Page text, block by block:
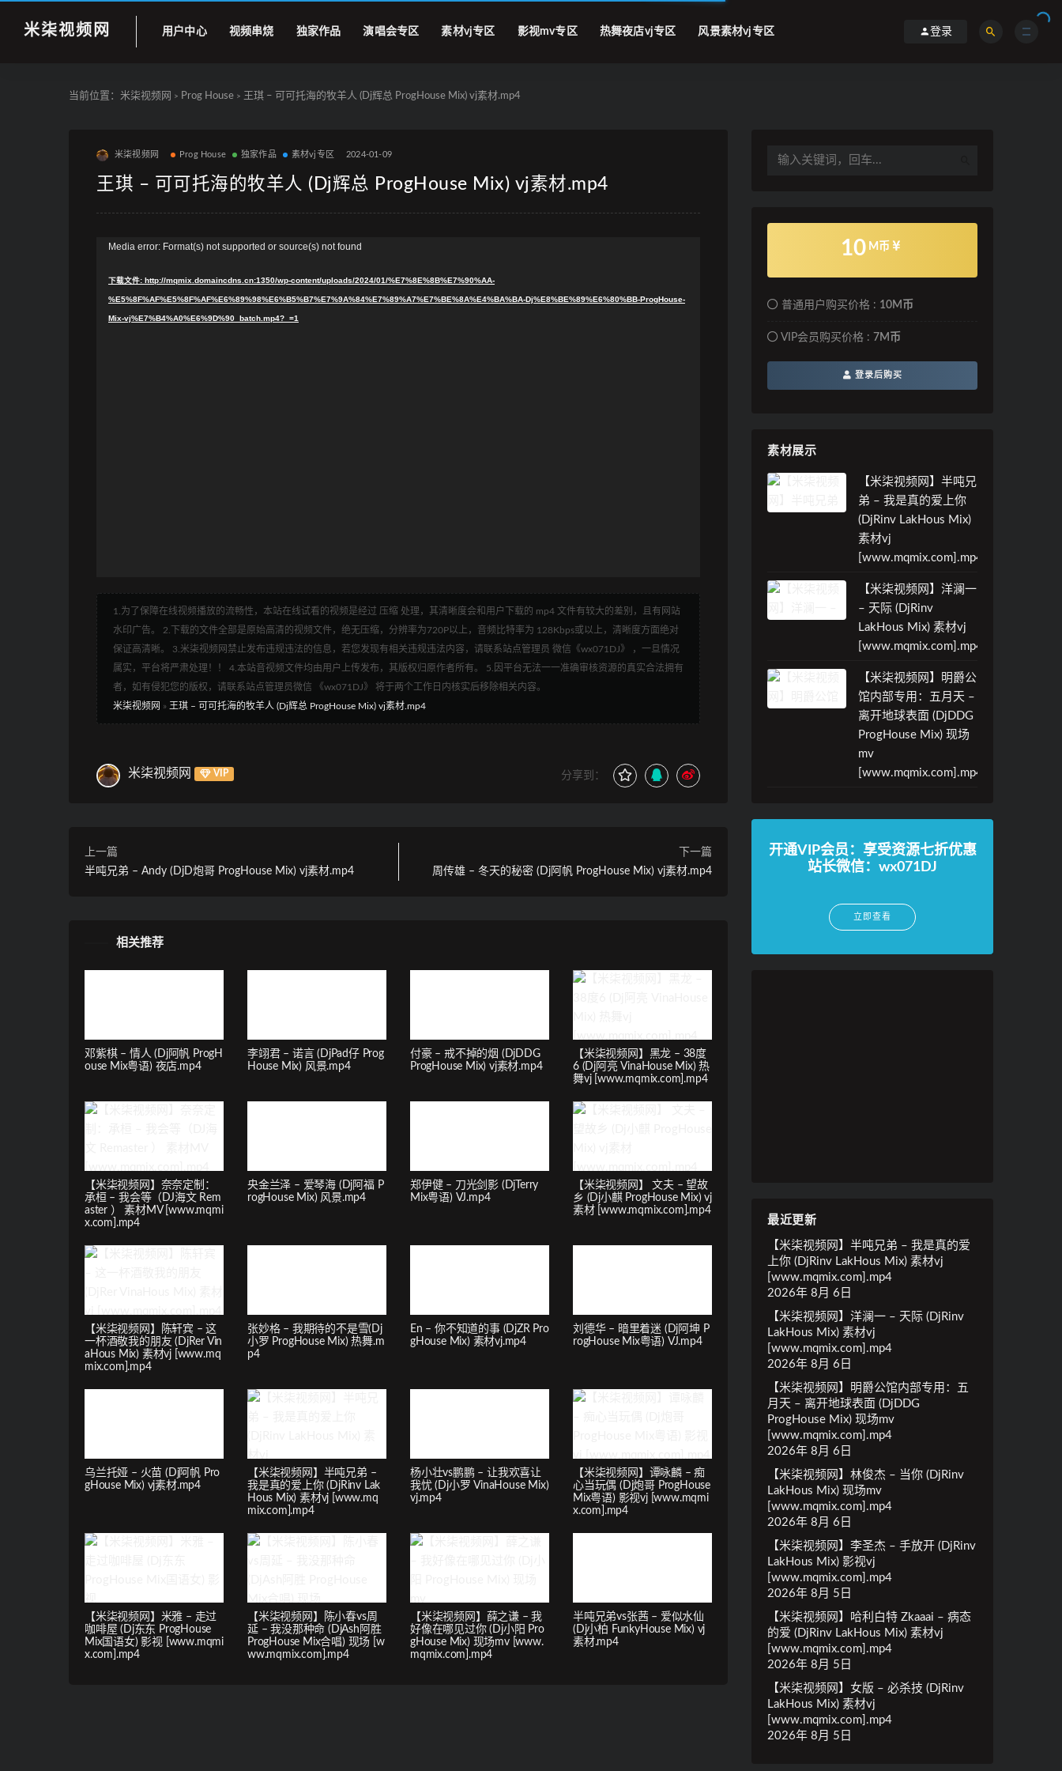
米柒视频网 用户中心 视频串烧 独家作品 演唱会专区 素材vj专区 影视mv专区 热舞夜店vj专区 风景素材vj专区 登录
当前位置： 米柒视频网 > Prog House > 王琪 – 可可托海的牧羊人 (Dj辉总 ProgHouse Mix) vj素材.mp4
米柒视频网 Prog House 独家作品 素材vj专区 2024-01-09
王琪 – 可可托海的牧羊人 (Dj辉总 ProgHouse Mix) vj素材.mp4
Media error: Format(s) not supported or source(s) not found
下载文件: http://mqmix.domaincdns.cn:1350/wp-content/uploads/2024/01/%E7%8E%8B%E7%90%AA-
%E5%8F%AF%E5%8F%AF%E6%89%98%E6%B5%B7%E7%9A%84%E7%89%A7%E7%BE%8A%E4%BA%BA-Dj%E8%BE%89%E6%80%BB-ProgHouse-
Mix-vj%E7%B4%A0%E6%9D%90_batch.mp4?_=1
1.为了保障在线视频播放的流畅性，本站在线试看的视频是经过 压缩 处理，其清晰度会和用户下载的 mp4 文件有较大的差别，且有网站
水印广告。 2.下载的文件全部是原始高清的视频文件，绝无压缩，分辨率为720P以上，音频比特率为 128Kbps或以上，清晰度方面绝对
保证高清晰。 3.米柒视频网禁止发布违规违法的信息，若您发现有相关违规违法内容，请联系站点管理员 微信《wx071DJ》 ，一旦情况
属实，平台将严肃处理！！ 4.本站音视频文件均由用户上传发布，其版权归原作者所有。 5.因平台无法一一准确审核资源的真实合法拥有
者，如有侵犯您的版权，请联系站点管理员微信 《wx071DJ》 将于两个工作日内核实后移除相关内容。
米柒视频网 » 王琪 – 可可托海的牧羊人 (Dj辉总 ProgHouse Mix) vj素材.mp4
米柒视频网 VIP 分享到：
上一篇
半吨兄弟 – Andy (DjD炮哥 ProgHouse Mix) vj素材.mp4
下一篇
周传雄 – 冬天的秘密 (Dj阿帆 ProgHouse Mix) vj素材.mp4
相关推荐
邓紫棋 – 情人 (Dj阿帆 ProgH
ouse Mix粤语) 夜店.mp4
李翊君 – 诺言 (DjPad仔 Prog
House Mix) 风景.mp4
付豪 – 戒不掉的烟 (DjDDG
ProgHouse Mix) vj素材.mp4
【米柒视频网】黑龙 – 38度
6 (Dj阿亮 VinaHouse Mix) 热
舞vj [www.mqmix.com].mp4
【米柒视频网】奈奈定制：
承桓 – 我会等（DJ海文 Rem
aster ） 素材MV [www.mqmi
x.com].mp4
央金兰泽 – 爱琴海 (Dj阿福 P
rogHouse Mix) 风景.mp4
郑伊健 – 刀光剑影 (DjTerry
Mix粤语) VJ.mp4
【米柒视频网】 文夫 – 望故
乡 (Dj小麒 ProgHouse Mix) vj
素材 [www.mqmix.com].mp4
【米柒视频网】陈轩宾 – 这
一杯酒敬我的朋友 (DjRer Vin
aHous Mix) 素材vj [www.mq
mix.com].mp4
张妙格 – 我期待的不是雪(Dj
小罗 ProgHouse Mix) 热舞.m
p4
En – 你不知道的事 (DjZR Pro
gHouse Mix) 素材vj.mp4
刘德华 – 暗里着迷 (Dj阿坤 P
rogHouse Mix粤语) VJ.mp4
乌兰托娅 – 火苗 (Dj阿帆 Pro
gHouse Mix) vj素材.mp4
【米柒视频网】半吨兄弟 –
我是真的爱上你 (DjRinv Lak
Hous Mix) 素材vj [www.mq
mix.com].mp4
杨小壮vs鹏鹏 – 让我欢喜让
我忧 (Dj小罗 VinaHouse Mix)
vj.mp4
【米柒视频网】谭咏麟 – 痴
心当玩偶 (Dj炮哥 ProgHouse
Mix粤语) 影视vj [www.mqmi
x.com].mp4
【米柒视频网】米雅 – 走过
咖啡屋 (Dj东东 ProgHouse
Mix国语女) 影视 [www.mqmi
x.com].mp4
【米柒视频网】陈小春vs周
延 – 我没那种命 (DjAsh阿胜
ProgHouse Mix合唱) 现场 [w
ww.mqmix.com].mp4
【米柒视频网】薛之谦 – 我
好像在哪见过你 (Dj小阳 Pro
gHouse Mix) 现场mv [www.
mqmix.com].mp4
半吨兄弟vs张茜 – 爱似水仙
(Dj小柏 FunkyHouse Mix) vj
素材.mp4
10 M币
普通用户购买价格 : 10M币
VIP会员购买价格 : 7M币
登录后购买
素材展示
【米柒视频网】半吨兄
弟 – 我是真的爱上你
(DjRinv LakHous Mix)
素材vj
[www.mqmix.com].mp4
【米柒视频网】洋澜一
– 天际 (DjRinv
LakHous Mix) 素材vj
[www.mqmix.com].mp4
【米柒视频网】明爵公
馆内部专用：五月天 –
离开地球表面 (DjDDG
ProgHouse Mix) 现场
mv
[www.mqmix.com].mp4
开通VIP会员：享受资源七折优惠
站长微信：wx071DJ
立即查看
最近更新
【米柒视频网】半吨兄弟 – 我是真的爱
上你 (DjRinv LakHous Mix) 素材vj
[www.mqmix.com].mp4
2026年 8月 6日
【米柒视频网】洋澜一 – 天际 (DjRinv
LakHous Mix) 素材vj
[www.mqmix.com].mp4
2026年 8月 6日
【米柒视频网】明爵公馆内部专用：五
月天 – 离开地球表面 (DjDDG
ProgHouse Mix) 现场mv
[www.mqmix.com].mp4
2026年 8月 6日
【米柒视频网】林俊杰 – 当你 (DjRinv
LakHous Mix) 现场mv
[www.mqmix.com].mp4
2026年 8月 6日
【米柒视频网】李圣杰 – 手放开 (DjRinv
LakHous Mix) 影视vj
[www.mqmix.com].mp4
2026年 8月 5日
【米柒视频网】哈利白特 Zkaaai – 病态
的爱 (DjRinv LakHous Mix) 素材vj
[www.mqmix.com].mp4
2026年 8月 5日
【米柒视频网】女版 – 必杀技 (DjRinv
LakHous Mix) 素材vj
[www.mqmix.com].mp4
2026年 8月 5日